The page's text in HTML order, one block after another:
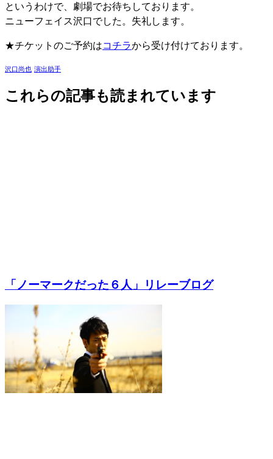
というわけで、劇場でお待ちしております。
ニューフェイス沢口でした。失礼します。
★チケットのご予約はコチラから受け付けております。
沢口尚也 演出助手
これらの記事も読まれています
「ノーマークだった６人」リレーブログ